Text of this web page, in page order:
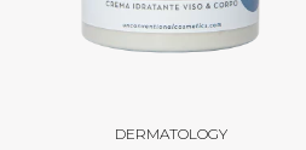
DERMATOLOGY